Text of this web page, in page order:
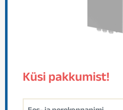
Küsi pakkumist!